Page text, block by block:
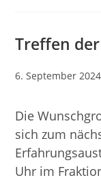
Treffen
Beitrag
6. September 2024
Die
sich zum
Uhr im